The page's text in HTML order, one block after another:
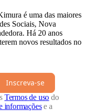
é uma das maiores
Sociais, Nova
Há 20 anos
novos resultados no
Inscreva-se
Termos de uso do
informaçõese a